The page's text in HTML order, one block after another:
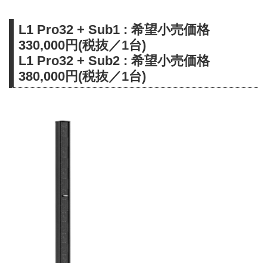
L1 Pro32 + Sub1 : 希望小売価格
330,000円(税抜／1台)
L1 Pro32 + Sub2 : 希望小売価格
380,000円(税抜／1台)